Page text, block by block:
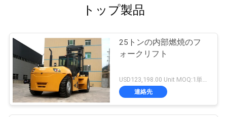
トップ製品
25トンの内部燃焼のフ
ォークリフト
USD123,198.00 Unit MOQ:1単位
連絡先